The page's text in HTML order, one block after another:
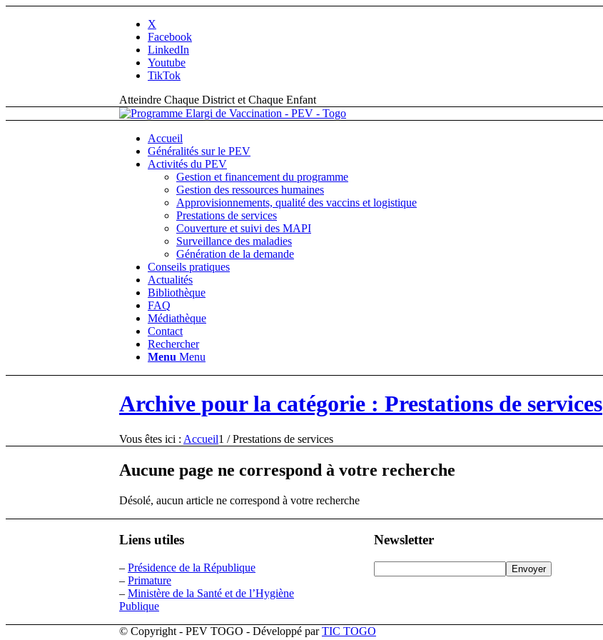
X
Facebook
LinkedIn
Youtube
TikTok
Atteindre Chaque District et Chaque Enfant
Accueil
Généralités sur le PEV
Activités du PEV
Gestion et financement du programme
Gestion des ressources humaines
Approvisionnements, qualité des vaccins et logistique
Prestations de services
Couverture et suivi des MAPI
Surveillance des maladies
Génération de la demande
Conseils pratiques
Actualités
Bibliothèque
FAQ
Médiathèque
Contact
Rechercher
Menu Menu
Archive pour la catégorie : Prestations de services
Vous êtes ici : Accueil1 / Prestations de services
Aucune page ne correspond à votre recherche
Désolé, aucun article ne correspond à votre recherche
Liens utiles
– Présidence de la République
– Primature
– Ministère de la Santé et de l’Hygiène
Publique
Newsletter
© Copyright - PEV TOGO - Développé parTIC TOGO